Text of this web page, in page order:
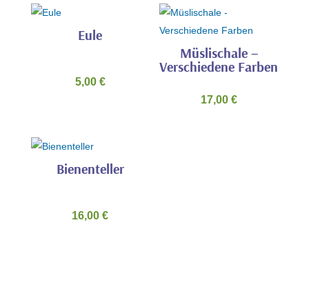
Eule
5,00 €
Müslischale –
Verschiedene Farben
17,00 €
Bienenteller
16,00€